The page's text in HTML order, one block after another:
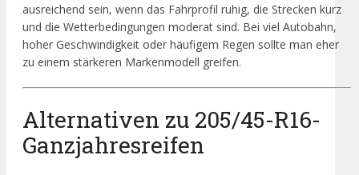
ausreichend sein, wenn das Fahrprofil ruhig, die Strecken kurz
und die Wetterbedingungen moderat sind. Bei viel Autobahn,
hoher Geschwindigkeit oder häufigem Regen sollte man eher
zu einem stärkeren Markenmodell greifen.
Alternativen zu 205/45-R16-
Ganzjahresreifen